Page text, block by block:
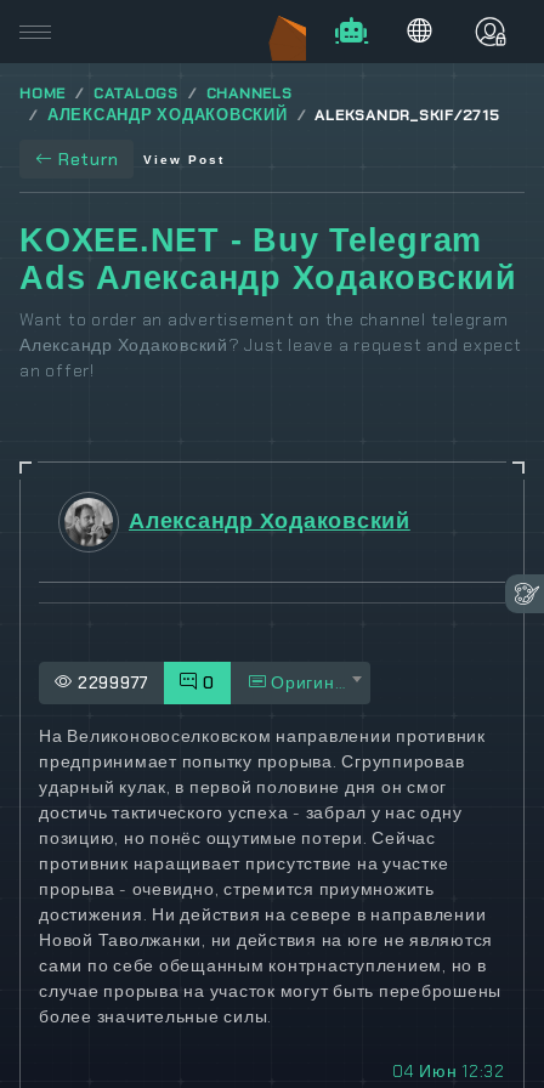
HOME CATALOGS
CHANNELS
АЛЕКСАНДР ХОДАКОВСКИЙ
ALEKSANDR_SKIF/2715
Return View Post
KOXEE.NET - Buy Telegram
Ads Александр Ходаковский
Want to order an advertisement on the channel telegram
Александр Ходаковский? Just leave a request and expect
an offer!
Александр Ходаковский
2299977 0 Оригинал
На Великоновоселковском направлении противник
предпринимает попытку прорыва. Сгруппировав
ударный кулак, в первой половине дня он смог
достичь тактического успеха - забрал у нас одну
позицию, но понёс ощутимые потери. Сейчас
противник наращивает присутствие на участке
прорыва - очевидно, стремится приумножить
достижения. Ни действия на севере в направлении
Новой Таволжанки, ни действия на юге не являются
сами по себе обещанным контрнаступлением, но в
случае прорыва на участок могут быть переброшены
более значительные силы.
04 Июн 12:32